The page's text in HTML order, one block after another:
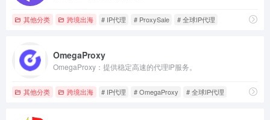
其他分类 跨境出海 # IP代理 # ProxySale # 全球IP代理
OmegaProxy
OmegaProxy：提供稳定高速的代理IP服务。
其他分类 跨境出海 # IP代理 # OmegaProxy # 全球IP代理